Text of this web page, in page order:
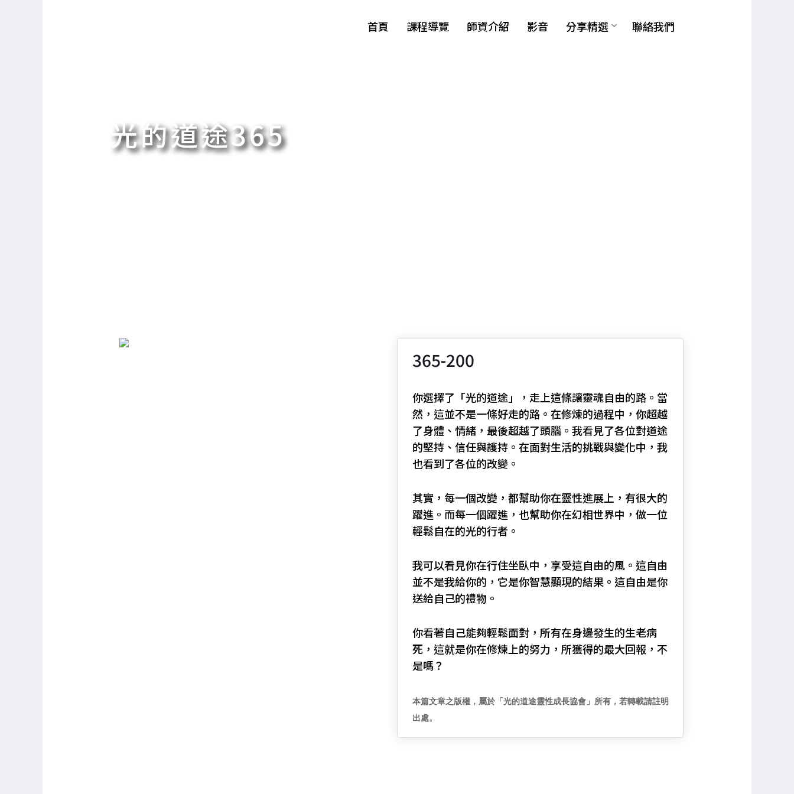
首頁 課程導覽 師資介紹 影音 分享精選 聯絡我們
光的道途365
365-200
你選擇了「光的道途」，走上這條讓靈魂自由的路。當
然，這並不是一條好走的路。在修煉的過程中，你超越
了身體、情緒，最後超越了頭腦。我看見了各位對道途
的堅持、信任與護持。在面對生活的挑戰與變化中，我
也看到了各位的改變。
其實，每一個改變，都幫助你在靈性進展上，有很大的
躍進。而每一個躍進，也幫助你在幻相世界中，做一位
輕鬆自在的光的行者。
我可以看見你在行住坐臥中，享受這自由的風。這自由
並不是我給你的，它是你智慧顯現的結果。這自由是你
送給自己的禮物。
你看著自己能夠輕鬆面對，所有在身邊發生的生老病
死，這就是你在修煉上的努力，所獲得的最大回報，不
是嗎？
本篇文章之版權，屬於「光的道途靈性成長協會」所有，若轉載請註明
出處。